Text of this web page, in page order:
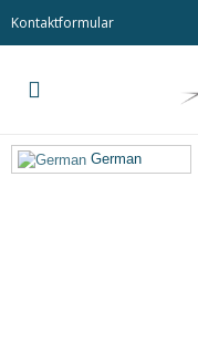
Kontaktformular
German